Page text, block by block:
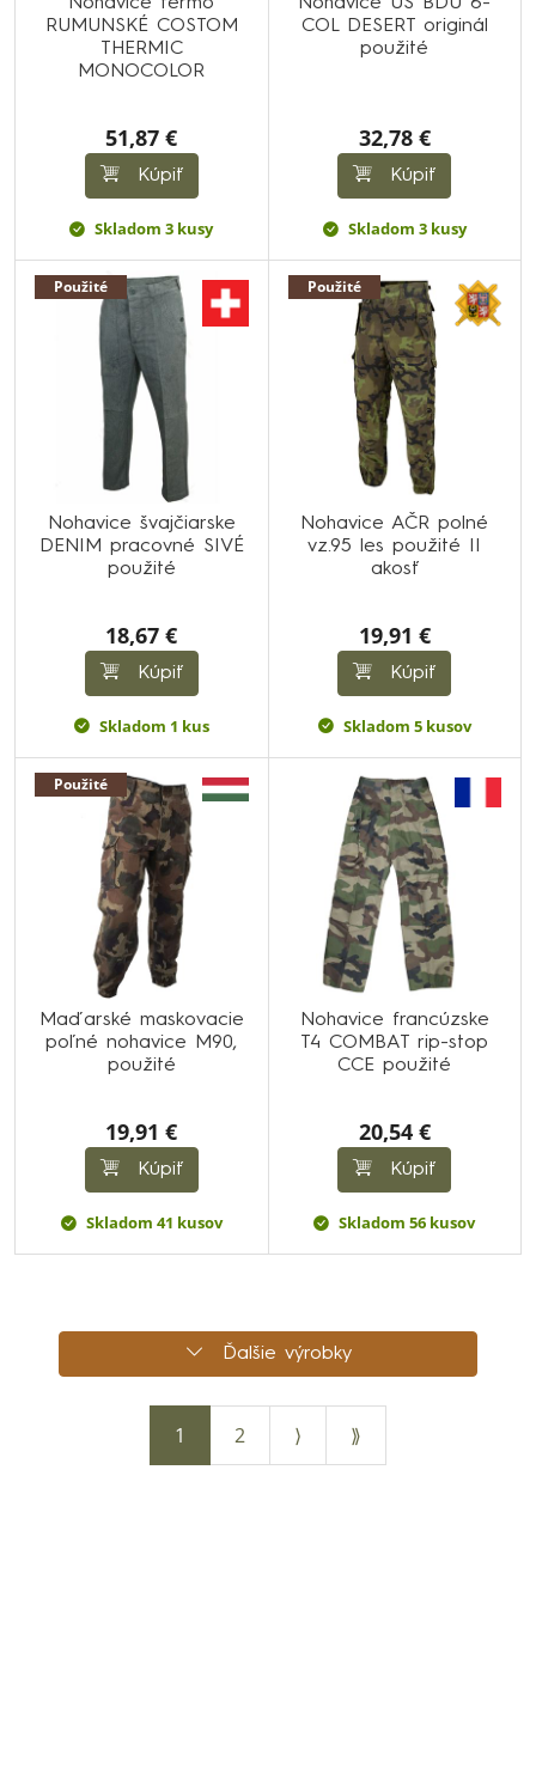
RUMUNSKÉ COSTOM
THERMIC
MONOCOLOR
51,87 €
Kúpiť
Skladom 3 kusy
COL DESERT originál
použité
32,78 €
Kúpiť
Skladom 3 kusy
Použité
Nohavice švajčiarske
DENIM pracovné SIVÉ
použité
18,67 €
Kúpiť
Skladom 1 kus
Použité
Nohavice AČR polné
vz.95 les použité II
akosť
19,91 €
Kúpiť
Skladom 5 kusov
Použité
Maďarské maskovacie
poľné nohavice M90,
použité
19,91 €
Kúpiť
Skladom 41 kusov
Nohavice francúzske
T4 COMBAT rip-stop
CCE použité
20,54 €
Kúpiť
Skladom 56 kusov
Ďalšie výrobky
1 2 ⟩ ⟫